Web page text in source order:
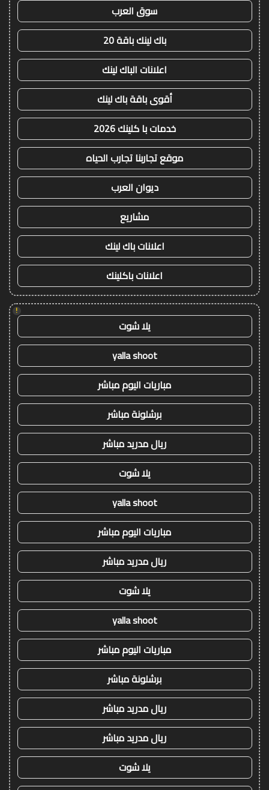
سوق العرب
باك لينك باقة 20
اعلانات الباك لينك
أقوى باقة باك لينك
خدمات با كلينك 2026
موقع تجاربنا تجارب الحياه
ديوان العرب
مشاريع
اعلانات باك لينك
اعلانات باكلينك
!
يلا شوت
yalla shoot
مباريات اليوم مباشر
برشلونة مباشر
ريال مدريد مباشر
يلا شوت
yalla shoot
مباريات اليوم مباشر
ريال مدريد مباشر
يلا شوت
yalla shoot
مباريات اليوم مباشر
برشلونة مباشر
ريال مدريد مباشر
ريال مدريد مباشر
يلا شوت